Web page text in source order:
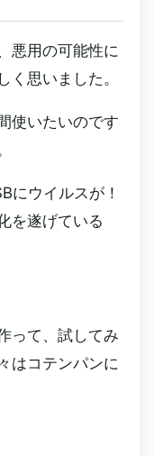
悪用の可能性に
く思いました。
使いたいのです
にウイルスが！
を遂げている
って、試してみ
はコテンパンに